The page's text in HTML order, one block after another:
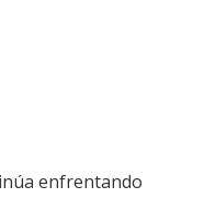
enfrentando